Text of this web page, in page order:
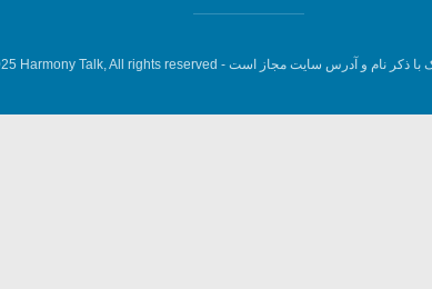
با ذکر نام و آدرس سایت مجاز است - Harmony Talk, All rights reserved.